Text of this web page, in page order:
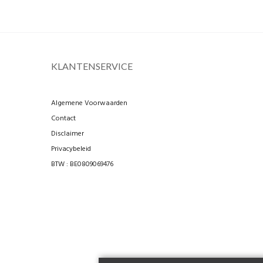
KLANTENSERVICE
Algemene Voorwaarden
Contact
Disclaimer
Privacybeleid
BTW : BE0809069476